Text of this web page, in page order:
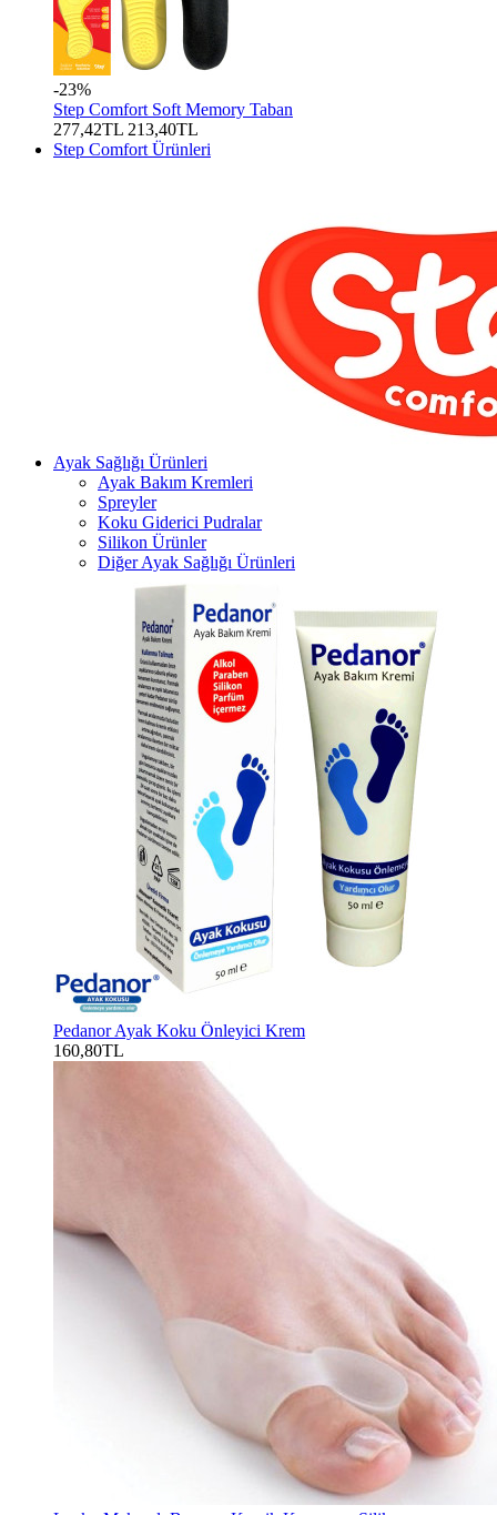
-23%
Step Comfort Soft Memory Taban
277,42TL 213,40TL
Step Comfort Ürünleri
Ayak Sağlığı Ürünleri
Ayak Bakım Kremleri
Spreyler
Koku Giderici Pudralar
Silikon Ürünler
Diğer Ayak Sağlığı Ürünleri
Pedanor Ayak Koku Önleyici Krem
160,80TL